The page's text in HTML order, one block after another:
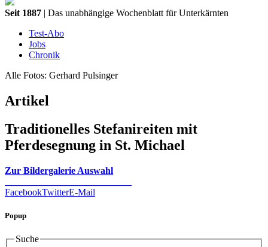
Seit 1887 | Das unabhängige Wochenblatt für Unterkärnten
Test-Abo
Jobs
Chronik
Alle Fotos: Gerhard Pulsinger
Artikel
Traditionelles Stefanireiten mit
Pferdesegnung in St. Michael
Zur Bildergalerie Auswahl
FacebookTwitterE-Mail
Popup
Suche